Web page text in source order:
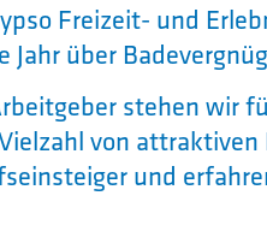
Freizeit- und
Jahr über
stehen wir
von
und